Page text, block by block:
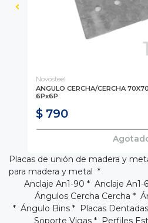
Novosteel
ANGULO CERCHA/CERCHA
6Px6P
$ 790
Placas de unión de madera y
para madera y metal *
Anclaje An1-90 * Anclaje An1-
Ángulos Cercha Cercha *
* Ángulo Bins * Placas Dentadas
Soporte Vigas* Perfiles